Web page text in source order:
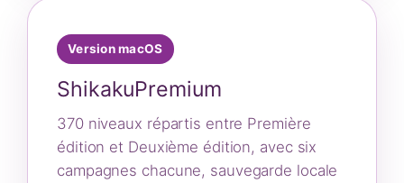
Version macOS
ShikakuPremium
370 niveaux répartis entre Première
édition et Deuxième édition, avec six
campagnes chacune, sauvegarde locale